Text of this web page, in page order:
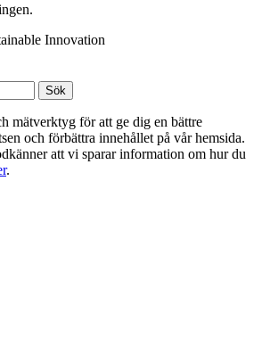
Innovation
mätverktyg för att ge dig en bättre
och förbättra innehållet på vår hemsida.
att vi sparar information om hur du
.